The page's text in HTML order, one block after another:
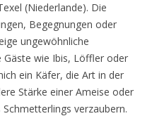
(Niederlande). Die
Begegnungen oder
ungewöhnliche
Gäste wie Ibis, Löffler oder
ein Käfer, die Art in der
Stärke einer Ameise oder
verzaubern.